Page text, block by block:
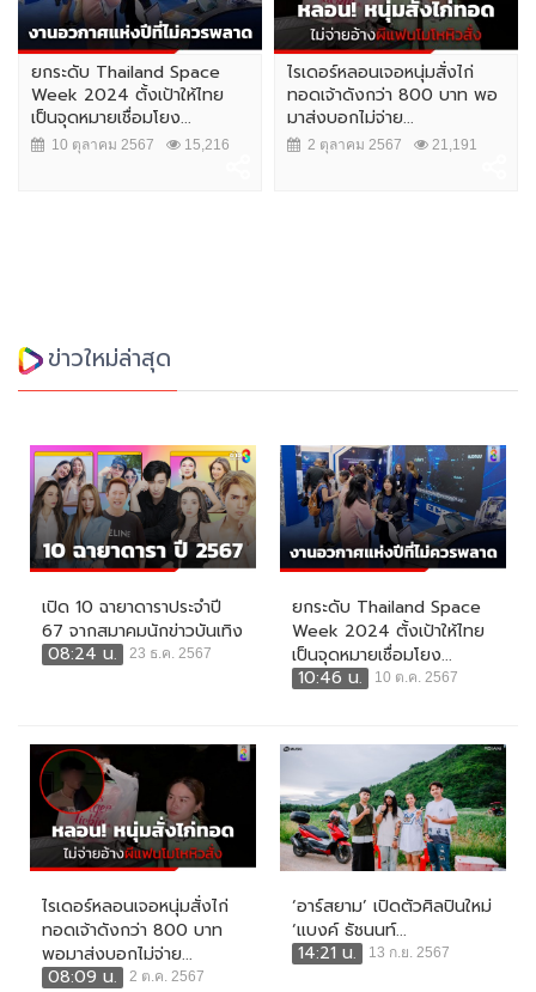
ยกระดับ Thailand Space
Week 2024 ตั้งเป้าให้ไทย
เป็นจุดหมายเชื่อมโยง...
10 ตุลาคม 2567 15,216
ไรเดอร์หลอนเจอหนุ่มสั่งไก่
ทอดเจ้าดังกว่า 800 บาท พอ
มาส่งบอกไม่จ่าย...
2 ตุลาคม 2567 21,191
ข่าวใหม่ล่าสุด
เปิด 10 ฉายาดาราประจำปี
67 จากสมาคมนักข่าวบันเทิง
08:24 น.
23 ธ.ค. 2567
ยกระดับ Thailand Space
Week 2024 ตั้งเป้าให้ไทย
เป็นจุดหมายเชื่อมโยง...
10:46 น.
10 ต.ค. 2567
ไรเดอร์หลอนเจอหนุ่มสั่งไก่
ทอดเจ้าดังกว่า 800 บาท
พอมาส่งบอกไม่จ่าย...
08:09 น.
2 ต.ค. 2567
‘อาร์สยาม’ เปิดตัวศิลปินใหม่
‘แบงค์ ธัชนนท์...
14:21 น.
13 ก.ย. 2567